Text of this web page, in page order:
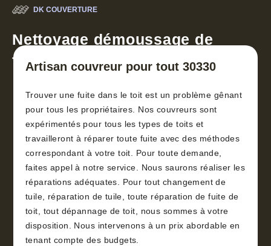
DK COUVERTURE
Nettoyage démoussage de
toiture 30
Artisan couvreur pour tout 30330
Trouver une fuite dans le toit est un problème gênant
pour tous les propriétaires. Nos couvreurs sont
expérimentés pour tous les types de toits et
travailleront à réparer toute fuite avec des méthodes
correspondant à votre toit. Pour toute demande,
faites appel à notre service. Nous saurons réaliser les
réparations adéquates. Pour tout changement de
tuile, réparation de tuile, toute réparation de fuite de
toit, tout dépannage de toit, nous sommes à votre
disposition. Nous intervenons à un prix abordable en
tenant compte des budgets.